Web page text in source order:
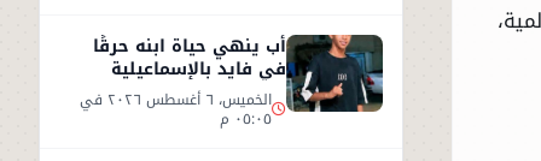
أب ينهي حياة ابنه حرقًا
في فايد بالإسماعيلية
الخميس، ٦ أغسطس ٢٠٢٦ في
٠٥:٠٥ م